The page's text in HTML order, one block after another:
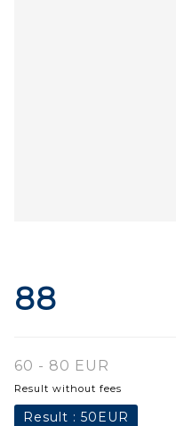
88
60 - 80 EUR
Result without fees
Result : 50EUR